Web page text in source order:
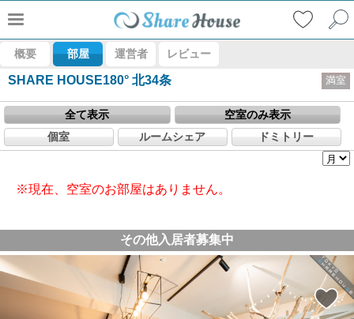
概要 部屋 運営者 レビュー
SHARE HOUSE180° 北34条 満室
全て表示
空室のみ表示
個室
ルームシェア ドミトリー
※現在、空室のお部屋はありません。
その他入居者募集中